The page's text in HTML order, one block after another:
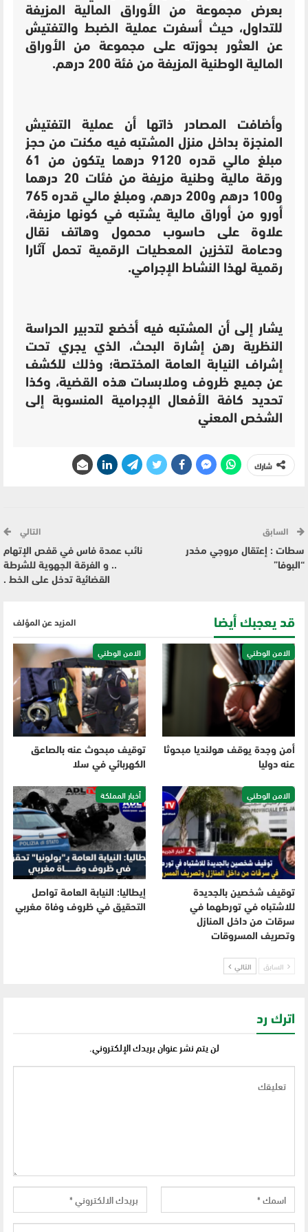
بعرض مجموعة من الأوراق المالية المزيفة
للتداول، حيث أسفرت عملية الضبط والتفتيش
عن العثور بحوزته على مجموعة من الأوراق
المالية الوطنية المزيفة من فئة 200 درهم.
وأضافت المصادر ذاتها أن عملية التفتيش
المنجزة بداخل منزل المشتبه فيه مكنت من حجز
مبلغ مالي قدره 9120 درهما يتكون من 61
ورقة مالية وطنية مزيفة من فئات 20 درهما
و100 درهم و200 درهم، ومبلغ مالي قدره 765
أورو من أوراق مالية يشتبه في كونها مزيفة،
علاوة على حاسوب محمول وهاتف نقال
ودعامة لتخزين المعطيات الرقمية تحمل آثارا
رقمية لهذا النشاط الإجرامي.
يشار إلى أن المشتبه فيه أخضع لتدبير الحراسة
النظرية رهن إشارة البحث، الذي يجري تحت
إشراف النيابة العامة المختصة؛ وذلك للكشف
عن جميع ظروف وملابسات هذه القضية، وكذا
تحديد كافة الأفعال الإجرامية المنسوبة إلى
الشخص المعني
شارك
السابق
سطات : إعتقال مروجي مخدر
“البوفا”
التالي
نائب عمدة فاس في قفص الإتهام
.. و الفرقة الجهوية للشرطة
القضائية تدخل على الخط .
قد يعجبك أيضا المزيد عن المؤلف
الامن الوطني
أمن وجدة يوقف هولنديا مبحوثا
عنه دوليا
الامن الوطني
توقيف مبحوث عنه بالصاعق
الكهربائي في سلا
الامن الوطني
توقيف شخصين بالجديدة
للاشتباه في تورطهما في
سرقات من داخل المنازل
وتصريف المسروقات
أخبار المملكة
إيطاليا: النيابة العامة تواصل
التحقيق في ظروف وفاة مغربي
السابق التالي
اترك رد
لن يتم نشر عنوان بريدك الإلكتروني.